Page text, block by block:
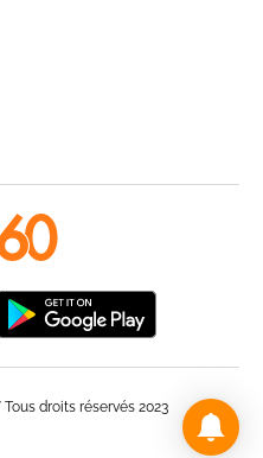
droits réservés 2023